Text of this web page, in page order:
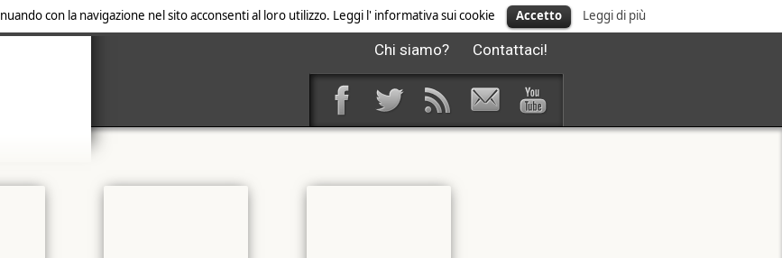
con la navigazione nel sito acconsenti al loro utilizzo. Leggi l' informativa sui cookie Accetto Leggi di più
Chi siamo? Contattaci!